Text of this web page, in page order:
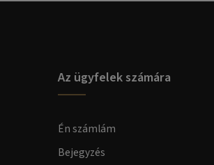
Az ügyfelek számára
Én számlám
Bejegyzés